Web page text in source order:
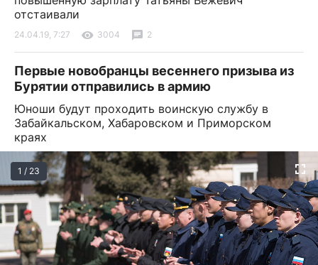
отстаивали
24.04.19, 7:27 3004 2
Первые новобранцы весеннего призыва из
Бурятии отправились в армию
Юноши будут проходить воинскую службу в
Забайкальском, Хабаровском и Приморском
краях
1 / 23